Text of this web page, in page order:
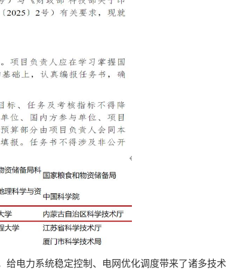
给电力系统稳定控制、电网优化调度带来了诸多技术